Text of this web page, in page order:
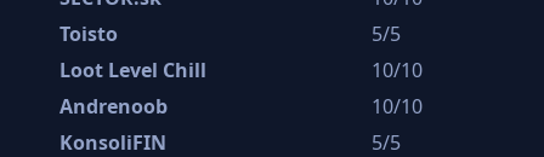
Toisto
5/5
Loot Level Chill
10/10
Andrenoob
10/10
KonsoliFIN
5/5